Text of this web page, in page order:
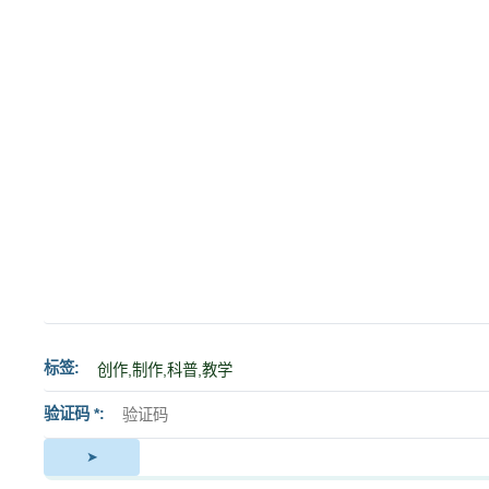
标签
验证码 *